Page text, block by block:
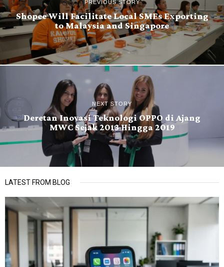
PREVIOUS STORY
Shopee Will Facilitate Local SMEs Exporting
to Malaysia and Singapore
NEXT STORY
Deretan Inovasi Teknologi OPPO di Ajang
MWC Sejak 2013 Hingga 2019
LATEST FROM BLOG